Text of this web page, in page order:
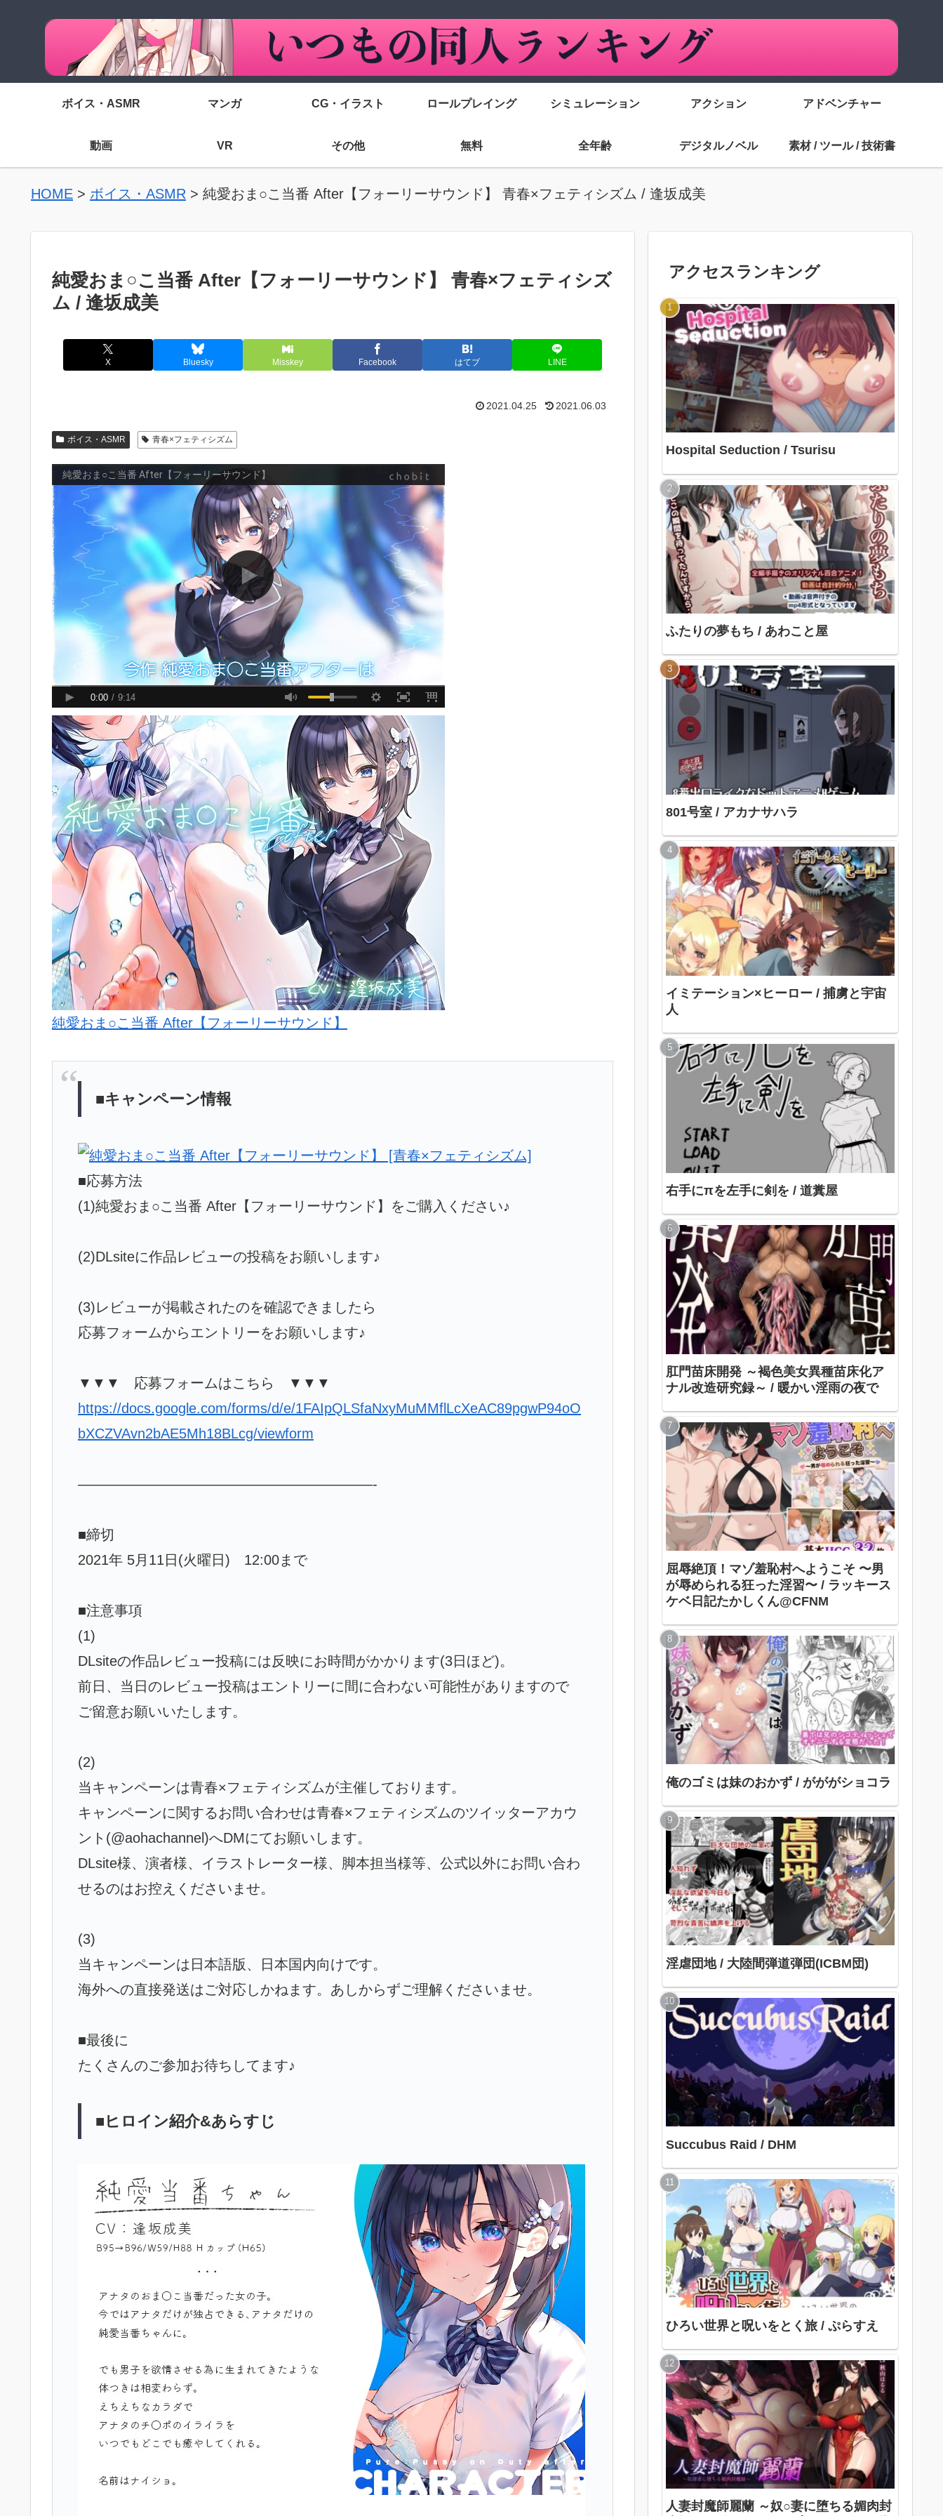
ボイス・ASMR マンガ CG・イラスト ロールプレイング シミュレーション アクション アドベンチャー
動画 VR その他 無料 全年齢 デジタルノベル 素材 / ツール / 技術書
HOME > ボイス・ASMR > 純愛おま○こ当番 After【フォーリーサウンド】 青春×フェティシズム / 逢坂成美
純愛おま○こ当番 After【フォーリーサウンド】 青春×フェティシズ
ム / 逢坂成美
X Bluesky Misskey Facebook はてブ LINE
2021.04.25 2021.06.03
ボイス・ASMR 青春×フェティシズム
純愛おま○こ当番 After【フォーリーサウンド】
■キャンペーン情報
■応募方法
(1)純愛おま○こ当番 After【フォーリーサウンド】をご購入ください♪
(2)DLsiteに作品レビューの投稿をお願いします♪
(3)レビューが掲載されたのを確認できましたら
応募フォームからエントリーをお願いします♪
▼▼▼ 応募フォームはこちら ▼▼▼
https://docs.google.com/forms/d/e/1FAIpQLSfaNxyMuMMflLcXeAC89pgwP94oO
bXCZVAvn2bAE5Mh18BLcg/viewform
—————————————————————-
■締切
2021年 5月11日(火曜日) 12:00まで
■注意事項
(1)
DLsiteの作品レビュー投稿には反映にお時間がかかります(3日ほど)。
前日、当日のレビュー投稿はエントリーに間に合わない可能性がありますので
ご留意お願いいたします。
(2)
当キャンペーンは青春×フェティシズムが主催しております。
キャンペーンに関するお問い合わせは青春×フェティシズムのツイッターアカウ
ント(@aohachannel)へDMにてお願いします。
DLsite様、演者様、イラストレーター様、脚本担当様等、公式以外にお問い合わ
せるのはお控えくださいませ。
(3)
当キャンペーンは日本語版、日本国内向けです。
海外への直接発送はご対応しかねます。あしからずご理解くださいませ。
■最後に
たくさんのご参加お待ちしてます♪
■ヒロイン紹介&あらすじ
アクセスランキング
Hospital Seduction / Tsurisu
ふたりの夢もち / あわこと屋
801号室 / アカナサハラ
イミテーション×ヒーロー / 捕虜と宇宙
人
右手にπを左手に剣を / 道糞屋
肛門苗床開発 ～褐色美女異種苗床化ア
ナル改造研究録～ / 暖かい淫雨の夜で
屈辱絶頂！マゾ羞恥村へようこそ 〜男
が辱められる狂った淫習〜 / ラッキース
ケベ日記たかしくん@CFNM
俺のゴミは妹のおかず / がががショコラ
淫虐団地 / 大陸間弾道弾団(ICBM団)
Succubus Raid / DHM
ひろい世界と呪いをとく旅 / ぷらすえ
人妻封魔師麗蘭 ～奴○妻に堕ちる媚肉封